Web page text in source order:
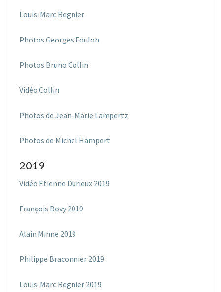
Louis-Marc Regnier
Photos Georges Foulon
Photos Bruno Collin
Vidéo Collin
Photos de Jean-Marie Lampertz
Photos de Michel Hampert
2019
Vidéo Etienne Durieux 2019
François Bovy 2019
Alain Minne 2019
Philippe Braconnier 2019
Louis-Marc Regnier 2019